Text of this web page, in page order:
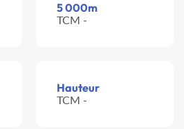
5 000m
TCM -
Hauteur
TCM -